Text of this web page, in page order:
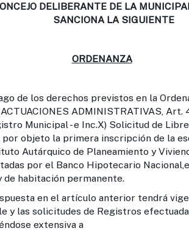
DELIBERANTE DE LA
SANCIONA LA SIGUIENTE
ORDENANZA
de los derechos previstos en la
ADMINISTRATIVAS, Art.
Municipal - e Inc.X) Solicitud de Libre
por objeto la primera inscripción de la
Autárquico de Planeamiento y
por el Banco Hipotecario
de habitación permanente.
en el artículo anterior tendrá
y las solicitudes de Registros
extensiva a